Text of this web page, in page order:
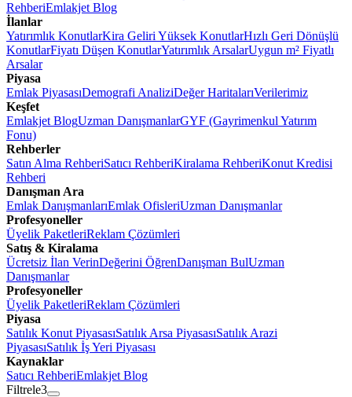
RehberiEmlakjet Blog
İlanlar
Yatırımlık KonutlarKira Geliri Yüksek KonutlarHızlı Geri Dönüşlü
KonutlarFiyatı Düşen KonutlarYatırımlık ArsalarUygun m² Fiyatlı
Arsalar
Piyasa
Emlak PiyasasıDemografi AnaliziDeğer HaritalarıVerilerimiz
Keşfet
Emlakjet BlogUzman DanışmanlarGYF (Gayrimenkul Yatırım
Fonu)
Rehberler
Satın Alma RehberiSatıcı RehberiKiralama RehberiKonut Kredisi
Rehberi
Danışman Ara
Emlak DanışmanlarıEmlak OfisleriUzman Danışmanlar
Profesyoneller
Üyelik PaketleriReklam Çözümleri
Satış & Kiralama
Ücretsiz İlan VerinDeğerini ÖğrenDanışman BulUzman
Danışmanlar
Profesyoneller
Üyelik PaketleriReklam Çözümleri
Piyasa
Satılık Konut PiyasasıSatılık Arsa PiyasasıSatılık Arazi
PiyasasıSatılık İş Yeri Piyasası
Kaynaklar
Satıcı RehberiEmlakjet Blog
Filtrele3